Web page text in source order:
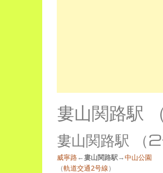
婁山関路駅
婁山関路駅 （
威寧路 ←婁山関路駅→中山公園
（軌道交通2号線）